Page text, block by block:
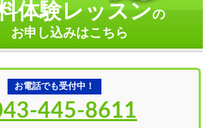
体験レッスンの
お申し込みはこちら
お電話でも受付中！
445-8611